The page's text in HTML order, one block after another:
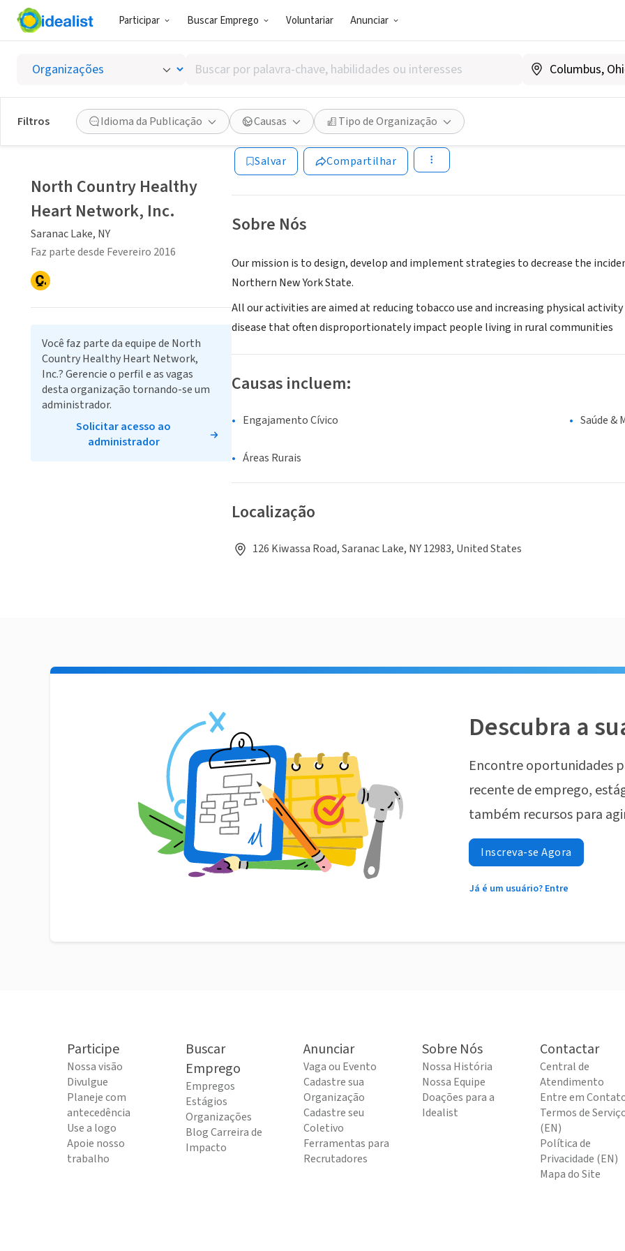
Participar Buscar Emprego Voluntariar Anunciar
Buscar
por
palavra-
chave,
habilidades
ou
interesses
Filtros Idioma da Publicação Causas Tipo de Organização
North Country Healthy Heart
Saranac Lake, NY |www.heartnetwork.org
Salvar Compartilhar
Sobre Nós
Our mission is to design, develop and implement strategies to decrease the
Northern New York State.
All our activities are aimed at reducing tobacco use and increasing physical
disease that often disproportionately impact people living in rural communities
Causas incluem:
Engajamento Cívico Saúde &
Áreas Rurais
Localização
126 Kiwassa Road, Saranac Lake, NY 12983, United States
North Country Healthy
Heart Network, Inc.
Saranac Lake, NY
Faz parte desde Fevereiro 2016
Você faz parte da equipe de North
Country Healthy Heart Network,
Inc.? Gerencie o perfil e as vagas
desta organização tornando-se um
administrador.
Solicitar acesso ao
administrador
Descubra a
Encontre oportunidades
recente de emprego,
também recursos para
Inscreva-se Agora
Já é um usuário? Entre
Participe
Nossa visão
Divulgue
Planeje com
antecedência
Use a logo
Apoie nosso
trabalho
Buscar
Emprego
Empregos
Estágios
Organizações
Blog Carreira de
Impacto
Anunciar
Vaga ou Evento
Cadastre sua
Organização
Cadastre seu
Coletivo
Ferramentas para
Recrutadores
Sobre Nós
Nossa História
Nossa Equipe
Doações para a
Idealist
Contactar
Central de
Atendimento
Entre em
Termos de
(EN)
Política de
Privacidade (EN)
Mapa do Site